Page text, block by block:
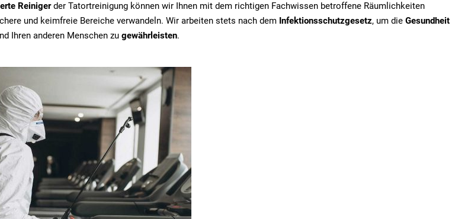
Reinigerder Tatortreinigung können wir Ihnen mit dem richtigen Fachwissen betroffene Räumlichkeiten
und keimfreie Bereiche verwandeln. Wir arbeiten stets nach dem Infektionsschutzgesetz, um die Gesundheit
Ihren anderen Menschen zu gewährleisten.